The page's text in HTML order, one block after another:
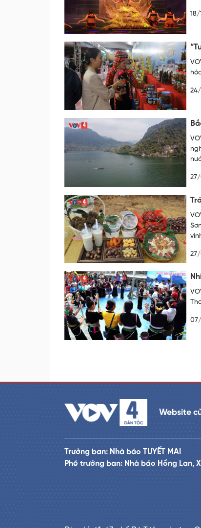
18/
24/
Website
Trưởng ban: Nhà báo TUYẾT MAI
Phó trưởng ban: Nhà báo Hồng Lan,